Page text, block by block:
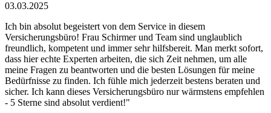
03.03.2025
Ich bin absolut begeistert von dem Service in diesem
Versicherungsbüro! Frau Schirmer und Team sind unglaublich
freundlich, kompetent und immer sehr hilfsbereit. Man merkt sofort,
dass hier echte Experten arbeiten, die sich Zeit nehmen, um alle
meine Fragen zu beantworten und die besten Lösungen für meine
Bedürfnisse zu finden. Ich fühle mich jederzeit bestens beraten und
sicher. Ich kann dieses Versicherungsbüro nur wärmstens empfehlen
- 5 Sterne sind absolut verdient!"